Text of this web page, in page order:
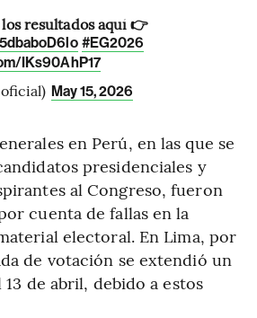
resultados aquí 👉
#EG2026
IKs90AhP17
May 15, 2026
en Perú, en las que se
presidenciales y
al Congreso, fueron
cuenta de fallas en la
electoral. En Lima, por
de votación se extendió un
13 de abril, debido a estos